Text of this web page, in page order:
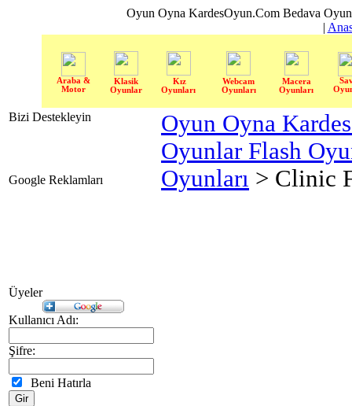
Oyun Oyna KardesOyun.Com Bedava
|
Araba &
Motor
Klasik
Oyunlar
Kız
Oyunları
Webcam
Oyunları
Macera
Oyunları
Bizi Destekleyin
Google Reklamları
Üyeler
Kullanıcı Adı:
Şifre:
Beni Hatırla
Oyun Oyna
Oyunlar Flash
Oyunları > Clinic